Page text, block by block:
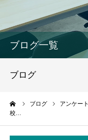
ブログ一覧
ブログ
ブログ アンケート
校…
模試